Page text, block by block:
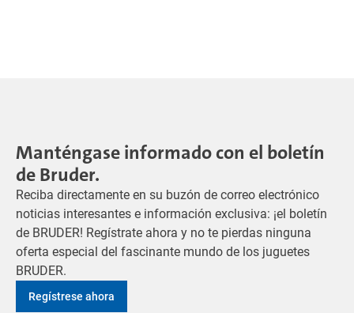
Manténgase informado con el boletín
de Bruder.
Reciba directamente en su buzón de correo electrónico
noticias interesantes e información exclusiva: ¡el boletín
de BRUDER! Regístrate ahora y no te pierdas ninguna
oferta especial del fascinante mundo de los juguetes
BRUDER.
Regístrese ahora